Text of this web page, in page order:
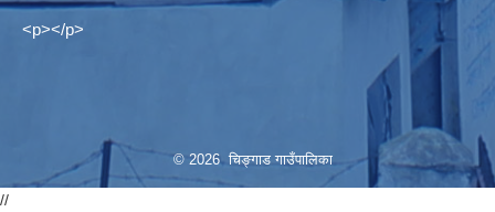
<p></p>
© 2026 चिङ्गाड गाउँपालिका
//